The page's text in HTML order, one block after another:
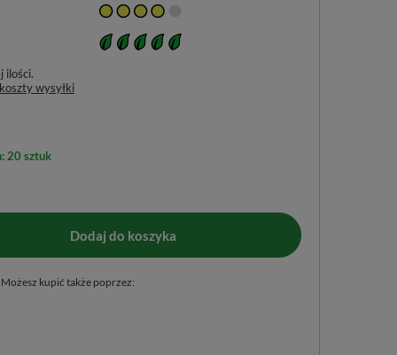
ilości
wysyłki
20 sztuk
Dodaj do koszyka
Możesz kupić także poprzez: